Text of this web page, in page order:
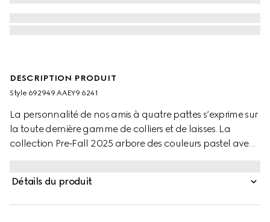
DESCRIPTION PRODUIT
Style ‎692949 AAEY9 6241
La personnalité de nos amis à quatre pattes s’exprime sur
la toute dernière gamme de colliers et de laisses. La
collection Pre-Fall 2025 arbore des couleurs pastel avec
forme de patte. Cette laisse pour animal de compagnie
Détails du produit